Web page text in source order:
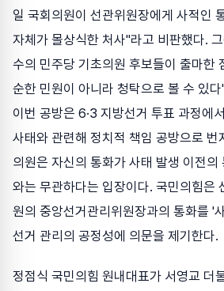
일 국회의원이 선관위원장에게 사적인
자체가 몰상식한 처사"라고 비판했다.
수의 민주당 기초의원 후보들이 출마한
순한 민원이 아니라 청탁으로 볼 수 있
이번 공방은 6·3 지방선거 투표 과정에
사태와 관련해 정치적 책임 공방으로 번
의원은 자신의 통화가 사태 발생 이전
와는 무관하다는 입장이다. 국민의힘은
원의 중앙선거관리위원장과의 통화를 '
선거 관리의 공정성에 의문을 제기한다.
정점식 국민의힘 원내대표가 서영교 더